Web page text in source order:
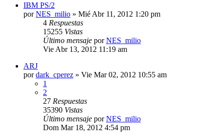
IBM PS/2
porNES_milio » Mié Abr 11, 2012 1:20 pm
4 Respuestas
15255 Vistas
Último mensaje porNES_milio
Vie Abr 13, 2012 11:19 am
ARJ
pordark_cperez » Vie Mar 02, 2012 10:55 am
1
2
27 Respuestas
35390 Vistas
Último mensaje porNES_milio
Dom Mar 18, 2012 4:54 pm